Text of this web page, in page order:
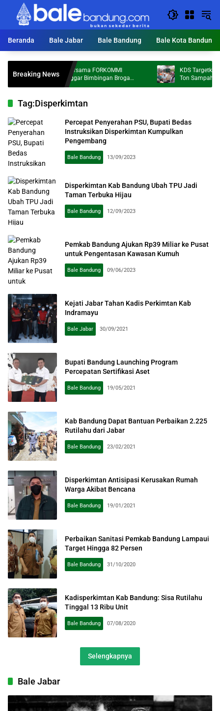
Langsung
konten
Beranda
Bale Jabar Bale Bandung Bale Kota Bandung
Breaking News
Dosen FKS Tel-U Bersama FORKOMMI
Malaysia dan Sanggar Bimbingan Broga
Perkuat Kolaborasi Internasional melalui
KDS Targetkan 172
Ton Sampah per Hari
Tag:Disperkimtan
Percepat Penyerahan PSU, Bupati Bedas
Instruksikan Disperkimtan Kumpulkan
Pengembang
Bale Bandung 13/09/2023
Disperkimtan Kab Bandung Ubah TPU Jadi
Taman Terbuka Hijau
Bale Bandung 12/09/2023
Pemkab Bandung Ajukan Rp39 Miliar ke Pusat
untuk Pengentasan Kawasan Kumuh
Bale Bandung 09/06/2023
Kejati Jabar Tahan Kadis Perkimtan Kab
Indramayu
Bale Jabar 30/09/2021
Bupati Bandung Launching Program
Percepatan Sertifikasi Aset
Bale Bandung 19/05/2021
Kab Bandung Dapat Bantuan Perbaikan 2.225
Rutilahu dari Jabar
Bale Bandung 23/02/2021
Disperkimtan Antisipasi Kerusakan Rumah
Warga Akibat Bencana
Bale Bandung 19/01/2021
Perbaikan Sanitasi Pemkab Bandung Lampaui
Target Hingga 82 Persen
Bale Bandung 31/10/2020
Kadisperkimtan Kab Bandung: Sisa Rutilahu
Tinggal 13 Ribu Unit
Bale Bandung 07/08/2020
Selengkapnya
Bale Jabar